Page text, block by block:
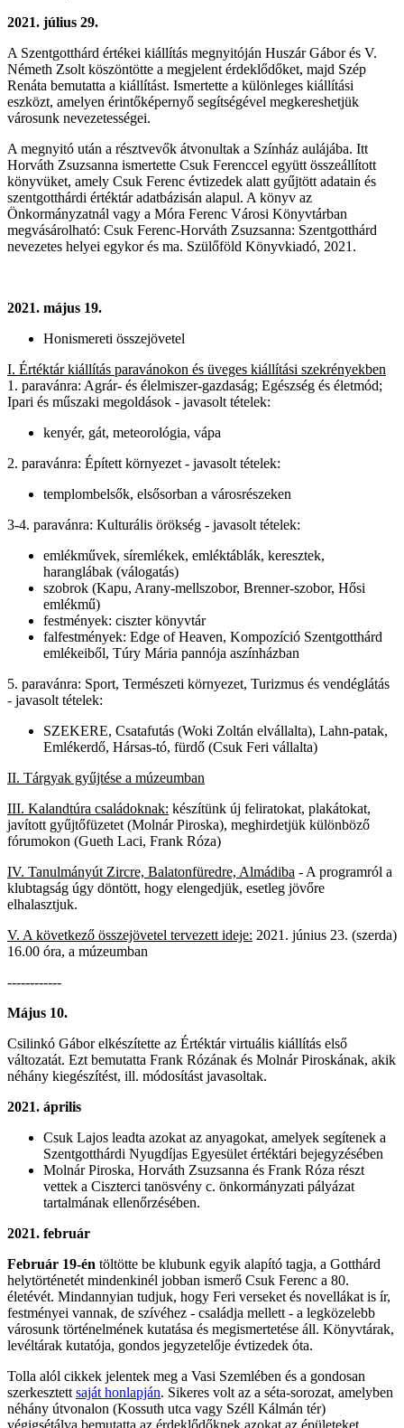
2021. július 29.
A Szentgotthárd értékei kiállítás megnyitóján Huszár Gábor és V.
Németh Zsolt köszöntötte a megjelent érdeklődőket, majd Szép
Renáta bemutatta a kiállítást. Ismertette a különleges kiállítási
eszközt, amelyen érintőképernyő segítségével megkereshetjük
városunk nevezetességei.
A megnyitó után a résztvevők átvonultak a Színház aulájába. Itt
Horváth Zsuzsanna ismertette Csuk Ferenccel együtt összeállított
könyvüket, amely Csuk Ferenc évtizedek alatt gyűjtött adatain és
szentgotthárdi értéktár adatbázisán alapul. A könyv az
Önkormányzatnál vagy a Móra Ferenc Városi Könyvtárban
megvásárolható: Csuk Ferenc-Horváth Zsuzsanna: Szentgotthárd
nevezetes helyei egykor és ma. Szülőföld Könyvkiadó, 2021.
2021. május 19.
Honismereti összejövetel
I. Értéktár kiállítás paravánokon és üveges kiállítási szekrényekben
1. paravánra: Agrár- és élelmiszer-gazdaság; Egészség és életmód;
Ipari és műszaki megoldások - javasolt tételek:
kenyér, gát, meteorológia, vápa
2. paravánra: Épített környezet - javasolt tételek:
templombelsők, elsősorban a városrészeken
3-4. paravánra: Kulturális örökség - javasolt tételek:
emlékművek, síremlékek, emléktáblák, keresztek,
haranglábak (válogatás)
szobrok (Kapu, Arany-mellszobor, Brenner-szobor, Hősi
emlékmű)
festmények: ciszter könyvtár
falfestmények: Edge of Heaven, Kompozíció Szentgotthárd
emlékeiből, Túry Mária pannója aszínházban
5. paravánra: Sport, Természeti környezet, Turizmus és vendéglátás
- javasolt tételek:
SZEKERE, Csatafutás (Woki Zoltán elvállalta), Lahn-patak,
Emlékerdő, Hársas-tó, fürdő (Csuk Feri vállalta)
II. Tárgyak gyűjtése a múzeumban
III. Kalandtúra családoknak: készítünk új feliratokat, plakátokat,
javított gyűjtőfüzetet (Molnár Piroska), meghirdetjük különböző
fórumokon (Gueth Laci, Frank Róza)
IV. Tanulmányút Zircre, Balatonfüredre, Almádiba - A programról a
klubtagság úgy döntött, hogy elengedjük, esetleg jövőre
elhalasztjuk.
V. A következő összejövetel tervezett ideje: 2021. június 23. (szerda)
16.00 óra, a múzeumban
------------
Május 10.
Csilinkó Gábor elkészítette az Értéktár virtuális kiállítás első
változatát. Ezt bemutatta Frank Rózának és Molnár Piroskának, akik
néhány kiegészítést, ill. módosítást javasoltak.
2021. április
Csuk Lajos leadta azokat az anyagokat, amelyek segítenek a
Szentgotthárdi Nyugdíjas Egyesület értéktári bejegyzésében
Molnár Piroska, Horváth Zsuzsanna és Frank Róza részt
vettek a Ciszterci tanösvény c. önkormányzati pályázat
tartalmának ellenőrzésében.
2021. február
Február 19-én töltötte be klubunk egyik alapító tagja, a Gotthárd
helytörténetét mindenkinél jobban ismerő Csuk Ferenc a 80.
életévét. Mindannyian tudjuk, hogy Feri verseket és novellákat is ír,
festményei vannak, de szívéhez - családja mellett - a legközelebb
városunk történelmének kutatása és megismertetése áll. Könyvtárak,
levéltárak kutatója, gondos jegyzetelője évtizedek óta.
Tolla alól cikkek jelentek meg a Vasi Szemlében és a gondosan
szerkesztett saját honlapján. Sikeres volt az a séta-sorozat, amelyben
néhány útvonalon (Kossuth utca vagy Széll Kálmán tér)
végigsétálva bemutatta az érdeklődőknek azokat az épületeket ,